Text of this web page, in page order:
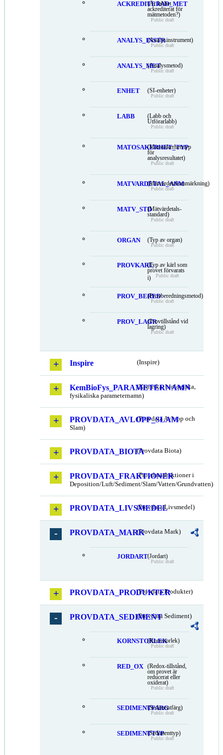
ACKREDITERAD_MET
(Är labbet
ackrediterat för
mätmetoden?)
Public draft
ANALYS_INSTR(Analysinstrument)
Public draft
ANALYS_MET(Analysmetod)
Public draft
ENHET (SI-enheter)
Public draft
LABB
(Labb och
Utförarlabb)
Public draft
MATOSAKERHET_TYP
(Mätosäkerhetstyp
för
analysresultatet)
Public draft
MATVARDETAL_ANM
(Mätvärdetalsanmärkning)
Public draft
MATV_STD(Mätvärdetals-
standard)
Public draft
ORGAN (Typ av organ)
Public draft
PROVKARL(Typ av kärl som
provet förvarats
i)
Public draft
PROV_BERED(Provberedningsmetod)
Public draft
PROV_LAGR(Provtillstånd vid
lagring)
Public draft
Inspire (Inspire)
KemBioFys_PARAMETERNAMN
(Kemiska, biologiska,
fysikaliska parameternamn)
PROVDATA_AVLOPP_SLAM
(Provdata Avlopp och
Slam)
PROVDATA_BIOTA(Provdata Biota)
PROVDATA_FRAKTIONER
(Provdata fraktioner i
Deposition/Luft/Sediment/Slam/Vatten/Grundvatten)
PROVDATA_LIVSMEDEL
(Provdata Livsmedel)
PROVDATA_MARK(Provdata Mark)
JORDART(Jordart)
Public draft
PROVDATA_PRODUKTER
(Provdata Produkter)
PROVDATA_SEDIMENT(Provdata Sediment)
KORNSTORLEK
(Kornstorlek)
Public draft
RED_OX
(Redox-tillstånd,
om provet är
reducerat eller
oxiderat)
Public draft
SEDIMENTFARG
(Sedimentfärg)
Public draft
SEDIMENTTYP(Sedimenttyp)
Public draft